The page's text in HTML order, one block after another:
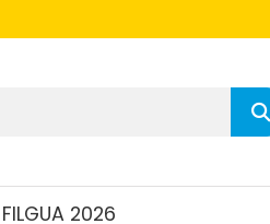
FILGUA 2026